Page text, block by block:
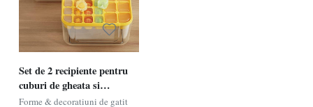
Set de 2 recipiente pentru
cuburi de gheata si
inghetata YiChenPlus,
Forme & decoratiuni de gatit